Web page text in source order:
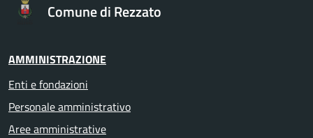
Comune di Rezzato
AMMINISTRAZIONE
Enti e fondazioni
Personale amministrativo
Aree amministrative